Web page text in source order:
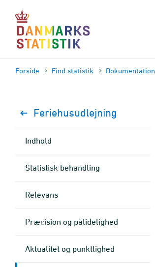
sidens
indhold
Forside Find statistik Dokumen­tation
Feriehusudlejning
Indhold
Statistisk behandling
Relevans
Præcision og pålidelighed
Aktualitet og punktlighed